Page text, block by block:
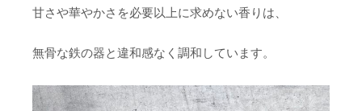
甘さや華やかさを必要以上に求めない香りは、
無骨な鉄の器と違和感なく調和しています。